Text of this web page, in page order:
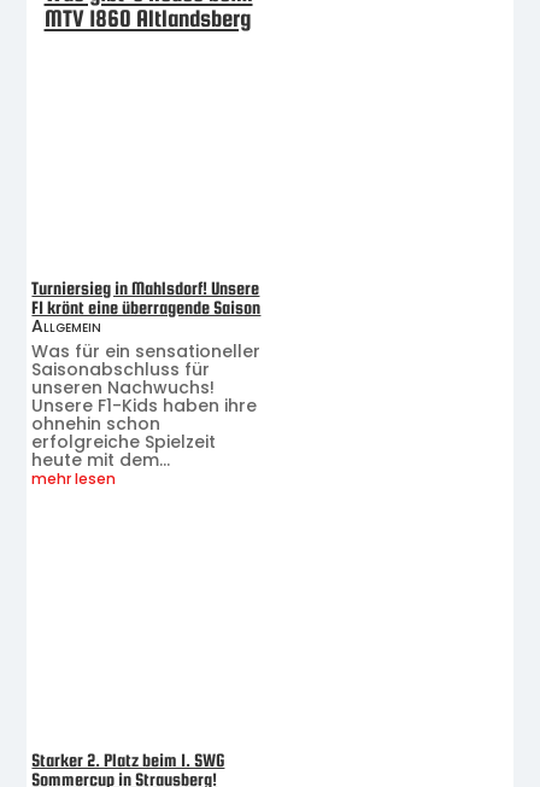
MTV 1860 Altlandsberg
Turniersieg in Mahlsdorf! Unsere
F1 krönt eine überragende Saison
Allgemein
Was für ein sensationeller
Saisonabschluss für
unseren Nachwuchs!
Unsere F1-Kids haben ihre
ohnehin schon
erfolgreiche Spielzeit
heute mit dem...
mehr lesen
Starker 2. Platz beim 1. SWG
Sommercup in Strausberg!